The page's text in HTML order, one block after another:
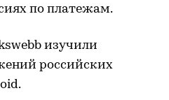
по платежам.
изучили
российских